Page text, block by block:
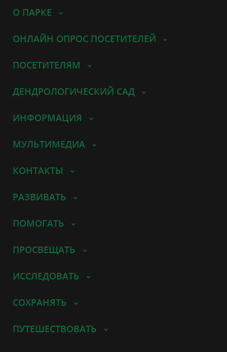
О ПАРКЕ
ОНЛАЙН ОПРОС ПОСЕТИТЕЛЕЙ
ПОСЕТИТЕЛЯМ
ДЕНДРОЛОГИЧЕСКИЙ САД
ИНФОРМАЦИЯ
МУЛЬТИМЕДИА
КОНТАКТЫ
РАЗВИВАТЬ
ПОМОГАТЬ
ПРОСВЕЩАТЬ
ИССЛЕДОВАТЬ
СОХРАНЯТЬ
ПУТЕШЕСТВОВАТЬ